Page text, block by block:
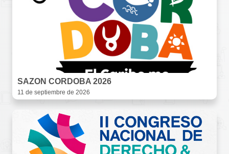
SAZON CORDOBA 2026
11 de septiembre de 2026